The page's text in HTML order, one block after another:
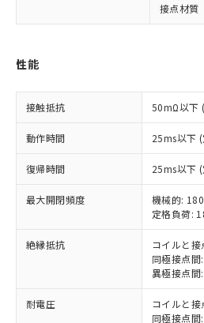
接点材質
性能
接触抵抗 50mΩ以下
動作時間 25ms以下
復帰時間 25ms以下
最大開閉頻度
機械的:
定格負荷:
絶縁抵抗
コイルと
同極接点
異極接点
耐電圧
コイルと
同極接点
以下の条件をお読みいた
ご利用ください。
本サービスは、当社
商品の当社在庫状況
(税抜)を提供させて
当社制御機器事業取
本サービスの対象外
ことをご了承くださ
在庫状況および標準
記載している更新日
タに基づき作成され
対応済み：EU RoHS指
非含有に対応した製品が
商品です。
対応予定なし：EU RoHS
非含有に非対応の商品で
定はありません。
調査・確認中：EU RoHS
非含有の対応状況を調査
商品です。
非該当品：ライセンス料な
害物質有無と関係のない商
仕入先様の事情により、
いたものが、含有品と判
むを得ず変更することが
*EU RoHS指令（10物質）：
鉛(Pb) 1000ppm以下、 水銀(Hg)
※1 中国RoHS○×表
「○」：最大均質材料含有
基準値以下であることを
「×」：最大均質材料含有
基準値を超えていること
「－」：未確認です。当
い合わせください。
当社は、これら貴社
為替および外国貿易
（以下｢規制貨物等
または国外への提供